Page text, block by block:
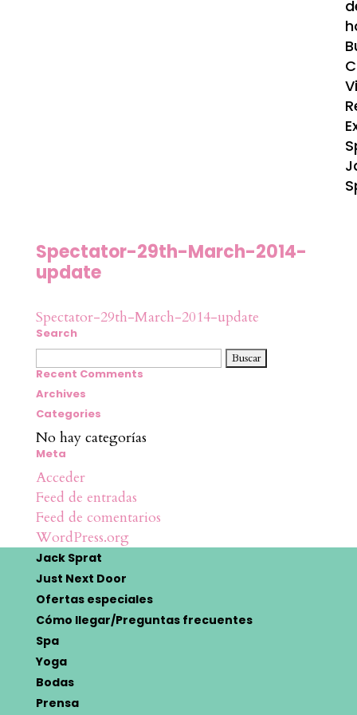
Spectator-29th-March-2014-
update
Spectator-29th-March-2014-update
Search
Buscar:
Recent Comments
Archives
Categories
No hay categorías
Meta
Acceder
Feed de entradas
Feed de comentarios
WordPress.org
Jack Sprat
Just Next Door
Ofertas especiales
Cómo llegar/Preguntas frecuentes
Spa
Yoga
Bodas
Prensa